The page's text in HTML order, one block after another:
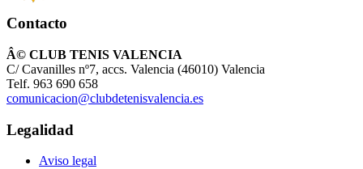
Contacto
Â© CLUB TENIS VALENCIA
C/ Cavanilles nº7, accs. Valencia (46010) Valencia
Telf. 963 690 658
comunicacion@clubdetenisvalencia.es
Legalidad
Aviso legal